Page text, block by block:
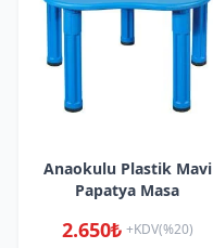
Anaokulu Plastik Mavi
Papatya Masa
2.650₺ +KDV(%20)